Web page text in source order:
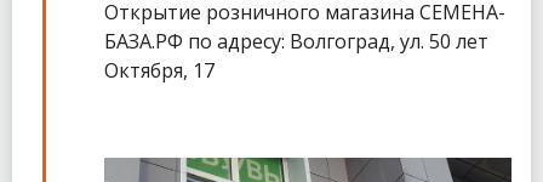
Открытие розничного магазина СЕМЕНА-
БАЗА.РФ по адресу: Волгоград, ул. 50 лет
Октября, 17